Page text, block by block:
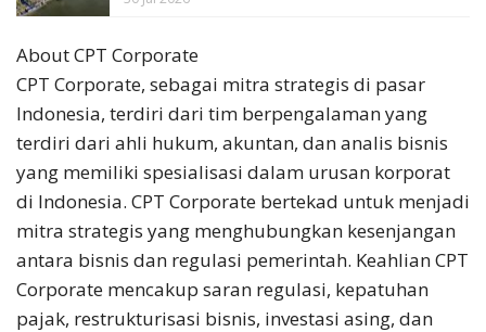
About CPT Corporate
CPT Corporate, sebagai mitra strategis di pasar
Indonesia, terdiri dari tim berpengalaman yang
terdiri dari ahli hukum, akuntan, dan analis bisnis
yang memiliki spesialisasi dalam urusan korporat
di Indonesia. CPT Corporate bertekad untuk menjadi
mitra strategis yang menghubungkan kesenjangan
antara bisnis dan regulasi pemerintah. Keahlian CPT
Corporate mencakup saran regulasi, kepatuhan
pajak, restrukturisasi bisnis, investasi asing, dan